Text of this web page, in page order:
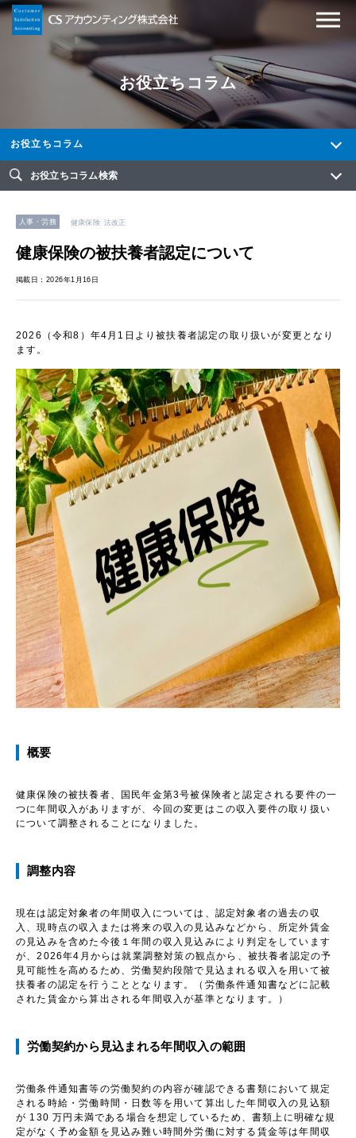
お役立ちコラム
お役立ちコラム
お役立ちコラム検索
人事・労務 健康保険 法改正
健康保険の被扶養者認定について
掲載日：2026年1月16日
2026（令和8）年4月1日より被扶養者認定の取り扱いが変更となり
ます。
概要
健康保険の被扶養者、国民年金第3号被保険者と認定される要件の一
つに年間収入がありますが、今回の変更はこの収入要件の取り扱い
について調整されることになりました。
調整内容
現在は認定対象者の年間収入については、認定対象者の過去の収
入、現時点の収入または将来の収入の見込みなどから、所定外賃金
の見込みを含めた今後１年間の収入見込みにより判定をしています
が、2026年4月からは就業調整対策の観点から、被扶養者認定の予
見可能性を高めるため、労働契約段階で見込まれる収入を用いて被
扶養者の認定を行うこととなります。（労働条件通知書などに記載
された賃金から算出される年間収入が基準となります。）
労働契約から見込まれる年間収入の範囲
労働条件通知書等の労働契約の内容が確認できる書類において規定
される時給・労働時間・日数等を用いて算出した年間収入の見込額
が 130 万円未満である場合を想定しているため、書類上に明確な規
定がなく予め金額を見込み難い時間外労働に対する賃金等は年間収